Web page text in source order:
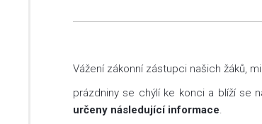
Vážení zákonní zástupci našich žáků,
prázdniny se chýlí ke konci a blíží se
určeny následující informace.